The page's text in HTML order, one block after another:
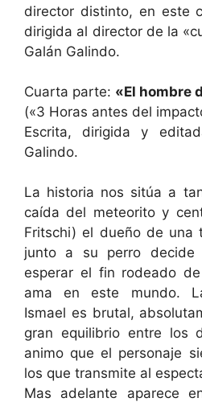
director distinto, en este
dirigida al director de la
Galán Galindo.
Cuarta parte: «El hombre
(«3 Horas antes del
Escrita, dirigida y
Galindo.
La historia nos sitúa a
caída del meteorito y
Fritschi) el dueño de una
junto a su perro
esperar el fin rodeado
ama en este mundo.
Ismael es brutal,
gran equilibrio entre los
animo que el personaje
los que transmite al
Mas adelante aparece